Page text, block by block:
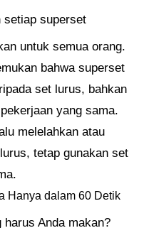
setiap superset
untuk semua orang.
bahwa superset
set lurus, bahkan
yang sama.
melelahkan atau
tetap gunakan set
Hanya dalam 60 Detik
Anda makan?